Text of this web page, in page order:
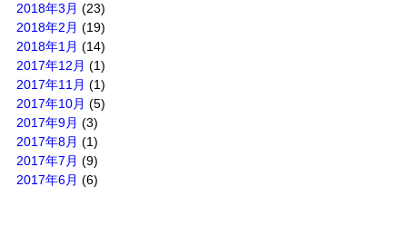
2018年3月 (23)
2018年2月 (19)
2018年1月 (14)
2017年12月 (1)
2017年11月 (1)
2017年10月 (5)
2017年9月 (3)
2017年8月 (1)
2017年7月 (9)
2017年6月 (6)